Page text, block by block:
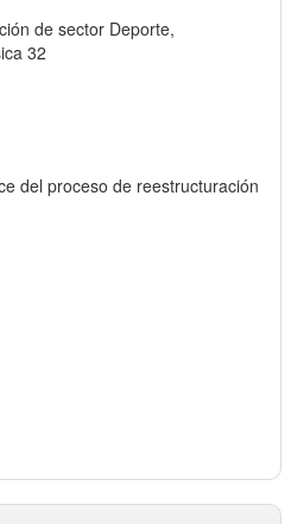
de sector Deporte,
32
del proceso de reestructuración